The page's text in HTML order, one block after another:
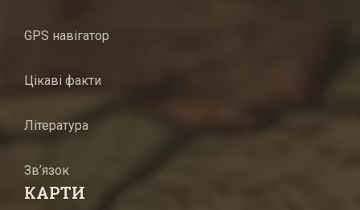
GPS навігатор
Цікаві факти
Література
Зв’язок
КАРТИ